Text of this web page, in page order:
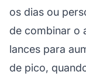
os dias ou
de combinar o
lances para
de pico,